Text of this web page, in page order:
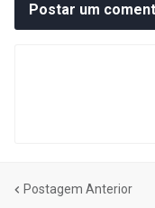
Postar um
Postagem Anterior